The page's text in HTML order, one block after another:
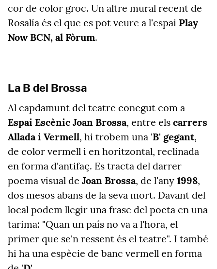
cor de color groc. Un altre mural recent de
Rosalía és el que es pot veure a l'espai Play
Now BCN, al Fòrum.
La B del Brossa
Al capdamunt del teatre conegut com a
Espai Escènic Joan Brossa, entre els carrers
Allada i Vermell, hi trobem una 'B' gegant,
de color vermell i en horitzontal, reclinada
en forma d'antifaç. Es tracta del darrer
poema visual de Joan Brossa, de l'any 1998,
dos mesos abans de la seva mort. Davant del
local podem llegir una frase del poeta en una
tarima: "Quan un país no va a l'hora, el
primer que se'n ressent és el teatre". I també
hi ha una espècie de banc vermell en forma